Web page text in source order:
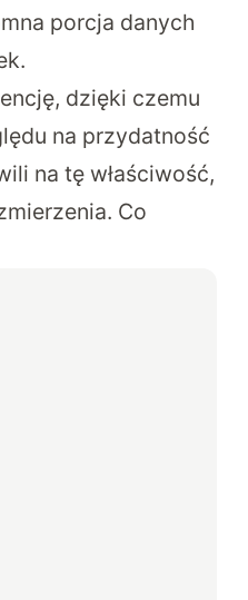
porcja danych
dzięki czemu
na przydatność
na tę właściwość,
Co